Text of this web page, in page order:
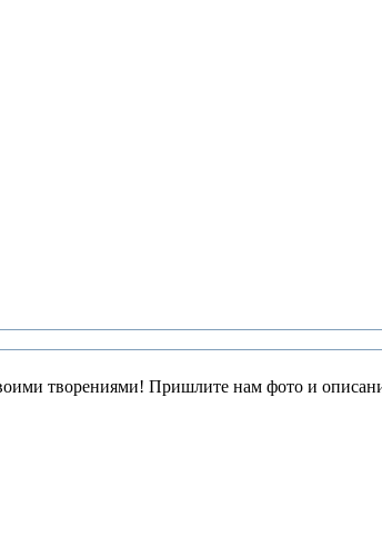
творениями! Пришлите нам фото и